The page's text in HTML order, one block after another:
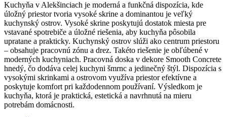
Kuchyňa v Alekšinciach je moderná a funkčná dispozícia, kde
úložný priestor tvoria vysoké skrine a dominantou je veľký
kuchynský ostrov. Vysoké skrine poskytujú dostatok miesta pre
vstavané spotrebiče a úložné riešenia, aby kuchyňa pôsobila
upratane a prakticky. Kuchynský ostrov slúži ako centrum priestoru
– obsahuje pracovnú zónu a drez. Takéto riešenie je obľúbené v
moderných kuchyniach. Pracovná doska v dekore Smooth Concrete
hnedý, čo dodáva celej kuchyni šmrnc a jedinečný štýl. Dispozícia s
vysokými skrinkami a ostrovom využíva priestor efektívne a
poskytuje komfort pri každodennom používaní. Výsledkom je
kuchyňa, ktorá je praktická, estetická a navrhnutá na mieru
potrebám domácnosti.